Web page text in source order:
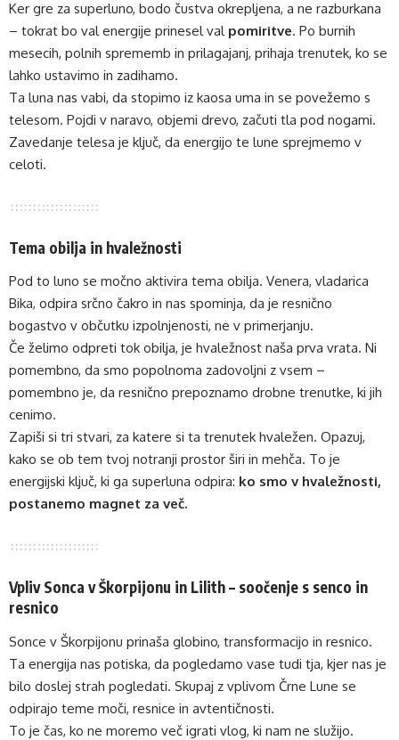
Ker gre za superluno, bodo čustva okrepljena, a ne razburkana
– tokrat bo val energije prinesel val pomiritve. Po burnih
mesecih, polnih sprememb in prilagajanj, prihaja trenutek, ko se
lahko ustavimo in zadihamo.
Ta luna nas vabi, da stopimo iz kaosa uma in se povežemo s
telesom. Pojdi v naravo, objemi drevo, začuti tla pod nogami.
Zavedanje telesa je ključ, da energijo te lune sprejmemo v
celoti.
Tema obilja in hvaležnosti
Pod to luno se močno aktivira tema obilja. Venera, vladarica
Bika, odpira srčno čakro in nas spominja, da je resnično
bogastvo v občutku izpolnjenosti, ne v primerjanju.
Če želimo odpreti tok obilja, je hvaležnost naša prva vrata. Ni
pomembno, da smo popolnoma zadovoljni z vsem –
pomembno je, da resnično prepoznamo drobne trenutke, ki jih
cenimo.
Zapiši si tri stvari, za katere si ta trenutek hvaležen. Opazuj,
kako se ob tem tvoj notranji prostor širi in mehča. To je
energijski ključ, ki ga superluna odpira: ko smo v hvaležnosti,
postanemo magnet za več.
Vpliv Sonca v Škorpijonu in Lilith – soočenje s senco in
resnico
Sonce v Škorpijonu prinaša globino, transformacijo in resnico.
Ta energija nas potiska, da pogledamo vase tudi tja, kjer nas je
bilo doslej strah pogledati. Skupaj z vplivom Črne Lune se
odpirajo teme moči, resnice in avtentičnosti.
To je čas, ko ne moremo več igrati vlog, ki nam ne služijo.